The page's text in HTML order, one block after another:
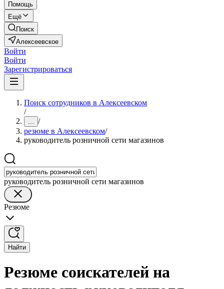
Помощь
Ещё
Поиск
Алексеевское
Войти
Войти
Зарегистрироваться
Поиск сотрудников в Алексеевском
/
... /
резюме в Алексеевском/
руководитель розничной сети магазинов
руководитель розничной сети магазинов
Резюме
Найти
Резюме соискателей на